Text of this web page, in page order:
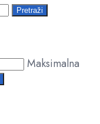
Pretraži
Maksimalna